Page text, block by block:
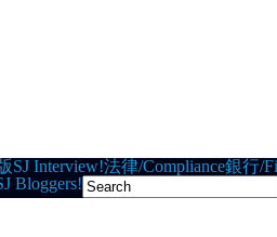
SJ Interview!法律/Compliance銀行/
Bloggers!